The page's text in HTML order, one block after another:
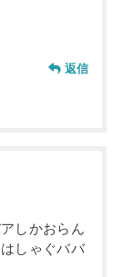
返信
しかおらん
しゃぐババ